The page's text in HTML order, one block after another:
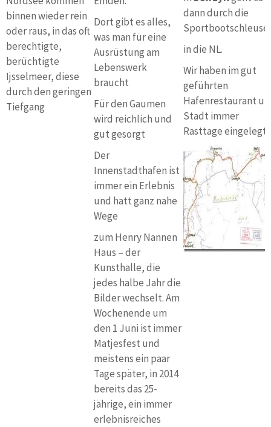
binnen wieder rein
oder raus, in das oft
berechtigte,
berüchtigte
Ijsselmeer, diese
durch den geringen
Tiefgang
Dort gibt es alles,
was man für eine
Ausrüstung am
Lebenswerk
braucht
Für den Gaumen
wird reichlich und
gut gesorgt
Der
Innenstadthafen ist
immer ein Erlebnis
und hatt ganz nahe
Wege
zum Henry Nannen
Haus – der
Kunsthalle, die
jedes halbe Jahr die
Bilder wechselt. Am
Wochenende um
den 1 Juni ist immer
Matjesfest und
meistens ein paar
Tage später, in 2014
bereits das 25-
jährige, ein immer
erlebnisreiches
dann durch die
Sportbootschleuse
in die NL.
Wir haben im gut
geführten
Hafenrestaurant u
Stadt immer
Rasttage eingelegt.